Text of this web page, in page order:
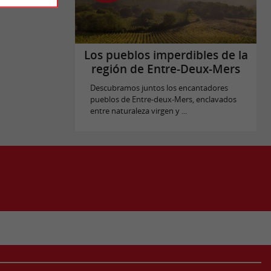
Los pueblos imperdibles de la
región de Entre-Deux-Mers
Descubramos juntos los encantadores
pueblos de Entre-deux-Mers, enclavados
entre naturaleza virgen y ...